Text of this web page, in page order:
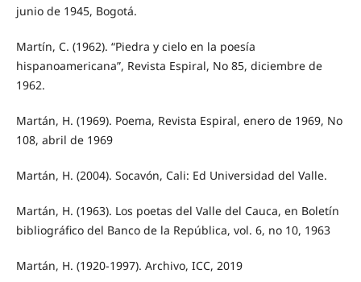
junio de 1945, Bogotá.
Martín, C. (1962). “Piedra y cielo en la poesía
hispanoamericana”, Revista Espiral, No 85, diciembre de
1962.
Martán, H. (1969). Poema, Revista Espiral, enero de 1969, No
108, abril de 1969
Martán, H. (2004). Socavón, Cali: Ed Universidad del Valle.
Martán, H. (1963). Los poetas del Valle del Cauca, en Boletín
bibliográfico del Banco de la República, vol. 6, no 10, 1963
Martán, H. (1920-1997). Archivo, ICC, 2019